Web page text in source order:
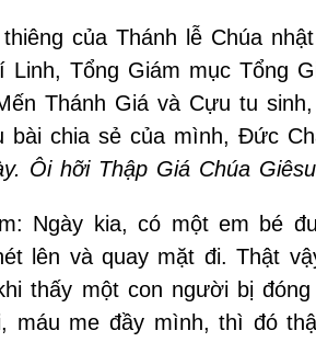
của Thánh lễ Chúa
Linh, Tổng Giám mục Tổng
Thánh Giá và Cựu tu
bài chia sẻ của mình, Đức
Ôi hỡi Thập Giá Chúa
Ngày kia, có một em bé
lên và quay mặt đi. Thật
thấy một con người bị
máu me đầy mình, thì đó